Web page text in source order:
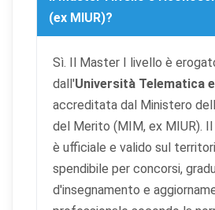
(ex MIUR)?
Sì. Il Master I livello è
dall'Università Telematica
accreditata dal Ministero
del Merito (MIM, ex MIUR).
è ufficiale e valido sul
spendibile per concorsi,
d'insegnamento e